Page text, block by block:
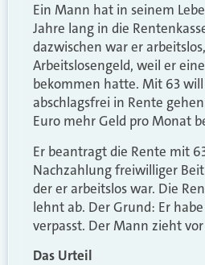
Ein Mann hat in seinem
Jahre lang in die
dazwischen war er
Arbeitslosengeld, weil er
bekommen hatte. Mit 63
abschlagsfrei in Rente
Euro mehr Geld pro Monat
Er beantragt die Rente mit
Nachzahlung freiwilliger
der er arbeitslos war. Die
lehnt ab. Der Grund: Er
verpasst. Der Mann zieht
Das Urteil